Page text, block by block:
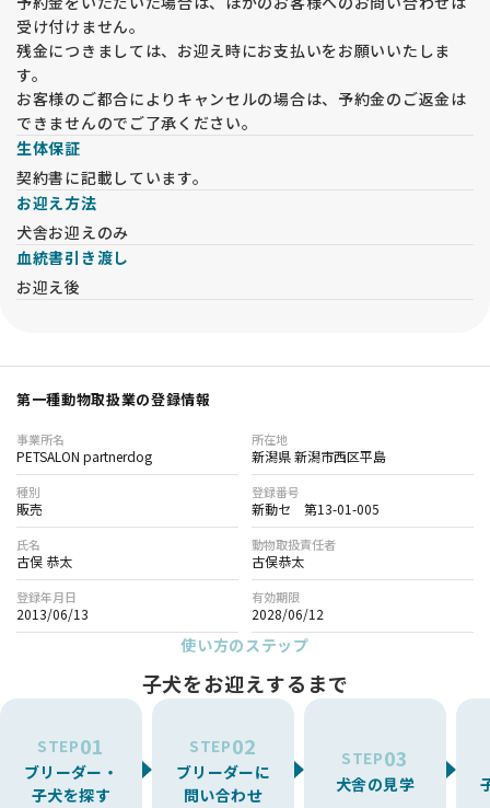
受け付けません。
残金につきましては、お迎え時にお支払いをお願いいたしま
す。
お客様のご都合によりキャンセルの場合は、予約金のご返金は
できませんのでご了承ください。
生体保証
契約書に記載しています。
お迎え方法
犬舎お迎えのみ
血統書引き渡し
お迎え後
第一種動物取扱業の登録情報
事業所名
PETSALON partnerdog
所在地
新潟県 新潟市西区平島
種別
販売
登録番号
新動セ 第13-01-005
氏名
古俣 恭太
動物取扱責任者
古俣恭太
登録年月日
2013/06/13
有効期限
2028/06/12
使い方のステップ
子犬をお迎えするまで
STEP01
ブリーダー・
子犬を探す
STEP02
ブリーダーに
問い合わせ
STEP03
犬舎の見学